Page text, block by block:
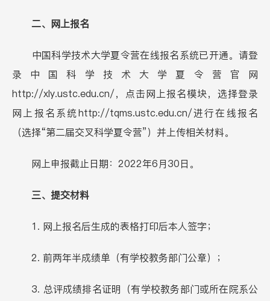
二、网上报名
中国科学技术大学夏令营在线报名系统已开通。请登
录中国科学技术大学夏令营官网
http://xly.ustc.edu.cn/，点击网上报名模块，选择登录
网上报名系统http://tqms.ustc.edu.cn/进行在线报名
（选择“第二届交叉科学夏令营”）并上传相关材料。
网上申报截止日期：2022年6月30日。
三、提交材料
1. 网上报名后生成的表格打印后本人签字；
2. 前两年半成绩单（有学校教务部门公章）；
3. 总评成绩排名证明（有学校教务部门或所在院系公